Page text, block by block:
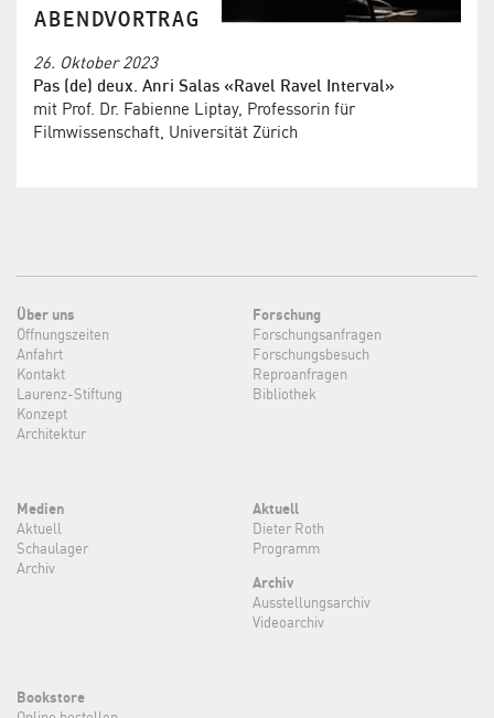
ABENDVORTRAG
26. Oktober 2023
Pas (de) deux. Anri Salas «Ravel Ravel Interval»
mit Prof. Dr. Fabienne Liptay, Professorin für
Filmwissenschaft, Universität Zürich
Über uns
Öffnungszeiten
Anfahrt
Kontakt
Laurenz-Stiftung
Konzept
Architektur
Forschung
Forschungsanfragen
Forschungsbesuch
Reproanfragen
Bibliothek
Medien
Aktuell
Schaulager
Archiv
Aktuell
Dieter Roth
Programm
Archiv
Ausstellungsarchiv
Videoarchiv
Bookstore